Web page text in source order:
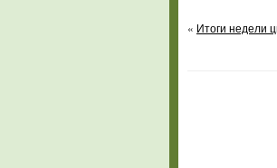
« Итоги недели